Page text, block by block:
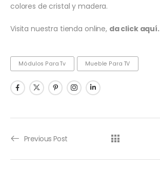
colores de cristal y madera.
Visita nuestra tienda online, da click aquí.
Módulos Para Tv Mueble Para TV
Previous Post